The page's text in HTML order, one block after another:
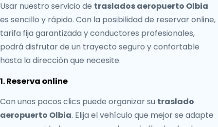
Usar nuestro servicio de traslados aeropuerto Olbia
es sencillo y rápido. Con la posibilidad de reservar online,
tarifa fija garantizada y conductores profesionales,
podrá disfrutar de un trayecto seguro y confortable
hasta la dirección que necesite.
1. Reserva online
Con unos pocos clics puede organizar su traslado
aeropuerto Olbia. Elija el vehículo que mejor se adapte